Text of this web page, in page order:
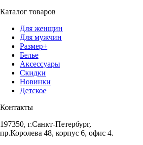
Каталог товаров
Для женщин
Для мужчин
Размер+
Белье
Аксессуары
Скидки
Новинки
Детское
Контакты
197350, г.Санкт-Петербург,
пр.Королева 48, корпус 6, офис 4.